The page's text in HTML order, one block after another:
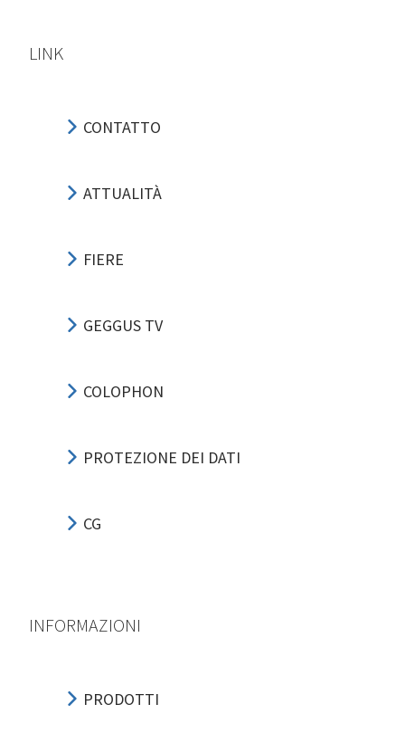
LINK
CONTATTO
ATTUALITÀ
FIERE
GEGGUS TV
COLOPHON
PROTEZIONE DEI DATI
CG
INFORMAZIONI
PRODOTTI